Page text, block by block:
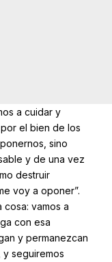
a cuidar y
el bien de los
sino
y de una vez
destruir
voy a oponer”.
cosa: vamos a
con esa
y permanezcan
y seguiremos